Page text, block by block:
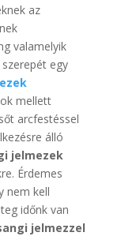
az
valamelyik
egy
mellett
arcfestéssel
álló
jelmezek
Érdemes
nem kell
időnk van
jelmezzel